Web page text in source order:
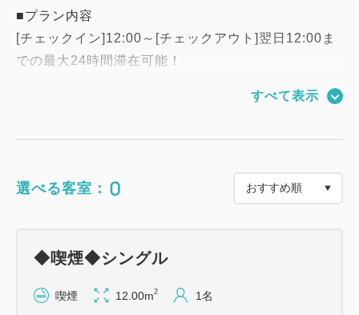
■プラン内容
[チェックイン]12:00～[チェックアウト]翌日12:00ま
での最大24時間滞在可能！
好きな時間にチェックイン出来るので、使い方もいろ
・ちょっと早くお部屋で休みたい
＝＝＝＝＝＝＝＝＝＝＝＝＝＝＝＝＝＝＝＝＝＝
【館内のご案内】
すべて表示
選べる客室： 0
◆喫煙◆シングル
喫煙 12.00m2 1名